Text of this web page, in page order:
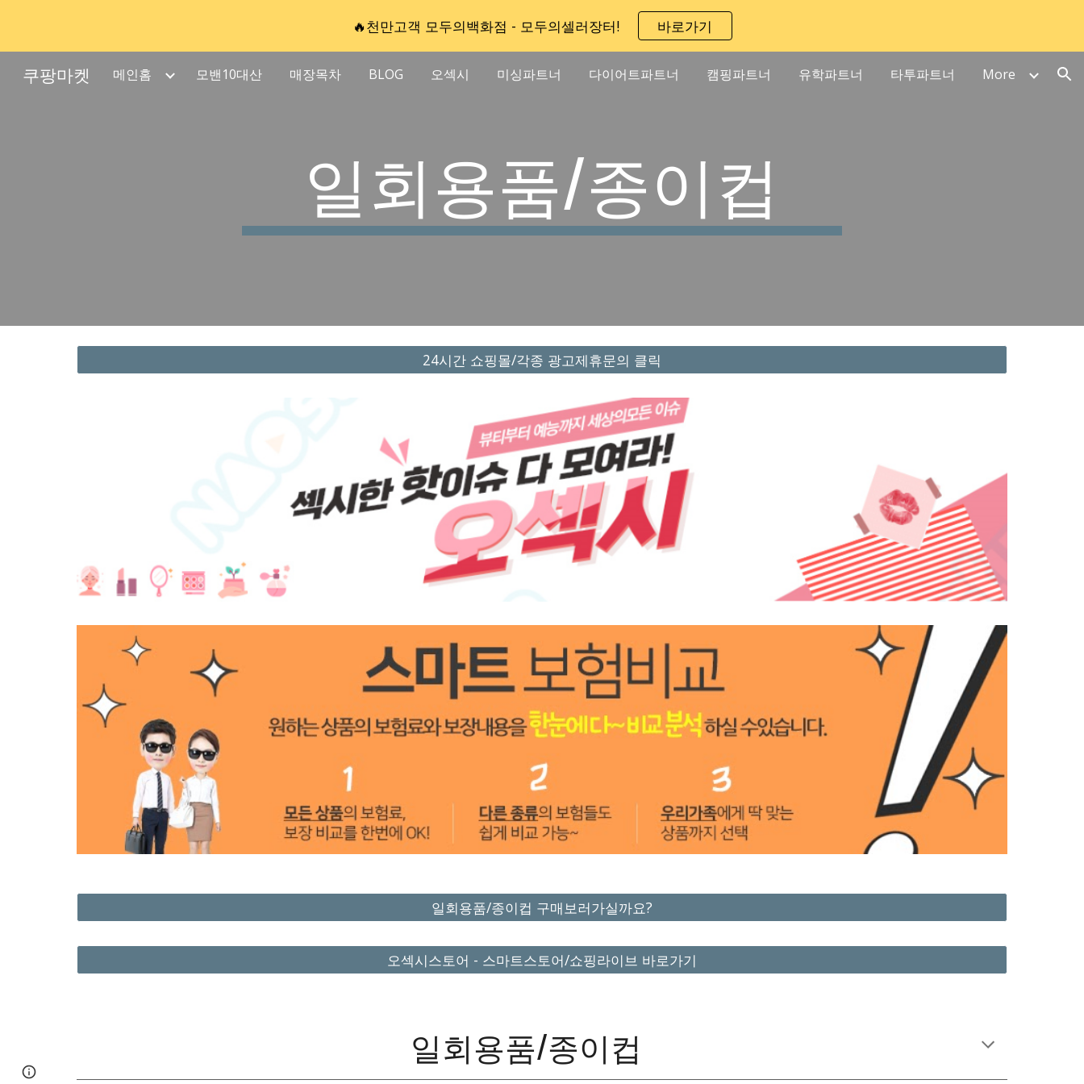
Skip to main content Skip to navigation
🔥천만고객 모두의백화점 - 모두의셀러장터! 바로가기
쿠팡마켓 메인홈 모밴10대산 매장목차 BLOG 오섹시 미싱파트너 다이어트파트너 캠핑파트너 유학파트너 타투파트너 More
일회용품/종이컵
24시간 쇼핑몰/각종 광고제휴문의 클릭
일회용품/종이컵 구매보러가실까요?
오섹시스토어 - 스마트스토어/쇼핑라이브 바로가기
일회용품/종이컵